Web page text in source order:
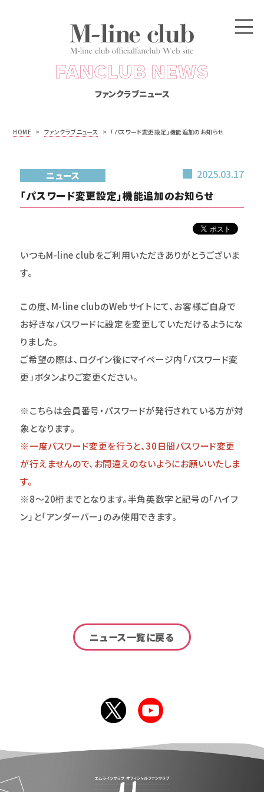
FANCLUB NEWS
ファンクラブニュース
HOME > ファンクラブニュース > 「パスワード変更設定」機能追加のお知らせ
ニュース 2025.03.17
「パスワード変更設定」機能追加のお知らせ
いつもM-line clubをご利用いただきありがとうございま
す。
この度、M-line clubのWebサイトにて、お客様ご自身で
お好きなパスワードに設定を変更していただけるようにな
りました。
ご希望の際は、ログイン後にマイページ内「パスワード変
更」ボタンよりご変更ください。
※こちらは会員番号・パスワードが発行されている方が対
象となります。
※一度パスワード変更を行うと、30日間パスワード変更
が行えませんので、お間違えのないようにお願いいたしま
す。
※8～20桁までとなります。半角英数字と記号の「ハイフ
ン」と「アンダーバー」のみ使用できます。
ニュース一覧に戻る